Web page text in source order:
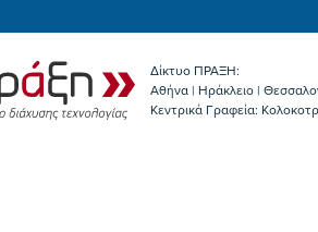
Δίκτυο ΠΡΑΞΗ:
Αθήνα | Ηράκλειο |
Κεντρικά Γραφεία: